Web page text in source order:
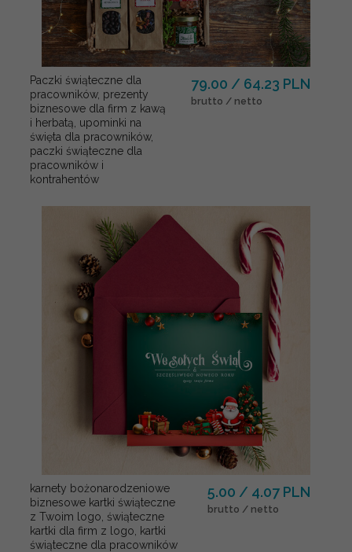
Paczki świąteczne dla
pracowników, prezenty
biznesowe dla firm z kawą
i herbatą, upominki na
święta dla pracowników,
paczki świąteczne dla
pracowników i
kontrahentów
79.00 / 64.23 PLN
brutto / netto
karnety bożonarodzeniowe
biznesowe kartki świąteczne
z Twoim logo, świąteczne
kartki dla firm z logo, kartki
świąteczne dla pracowników
5.00 / 4.07 PLN
brutto / netto